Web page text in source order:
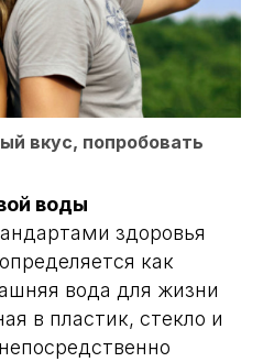
вкус, попробовать
воды
здоровья
как
вода для жизни
в пластик, стекло и